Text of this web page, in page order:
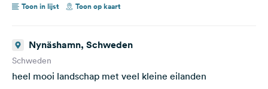
Toon in lijst Toon op kaart
Nynäshamn, Schweden
Schweden
heel mooi landschap met veel kleine eilanden